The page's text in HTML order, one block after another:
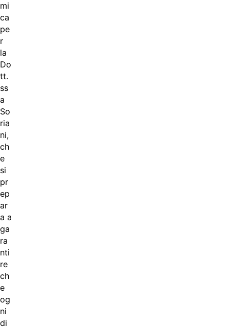
mi
ca
pe
r
la
Do
tt.
ss
a
So
ria
ni,
ch
e
si
pr
ep
ar
a a
ga
ra
nti
re
ch
e
og
ni
di